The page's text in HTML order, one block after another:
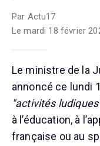
Par Actu17
Le mardi 18 février
Le ministre de la
annoncé ce lundi
"activités
à l’éducation, à
française ou au